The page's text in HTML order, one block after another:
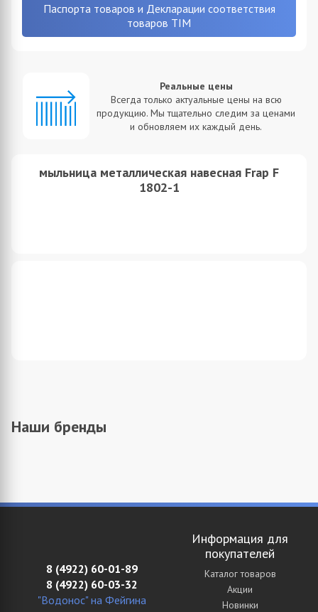
Паспорта товаров и Декларации соответствия
товаров TIM
Реальные цены
Всегда только актуальные цены на всю
продукцию. Мы тщательно следим за ценами
и обновляем их каждый день.
мыльница металлическая навесная Frap F
1802-1
Наши бренды
8 (4922) 60-01-89
8 (4922) 60-03-32
"Водонос" на Фейгина
Информация для
покупателей
Каталог товаров
Акции
Новинки